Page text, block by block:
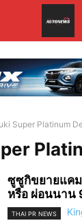
Super Platinum
ซูซูกิขยายแค
หรือ ผ่อนนาน
THAI PR NEWS